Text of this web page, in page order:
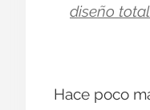
diseño
Hace poco